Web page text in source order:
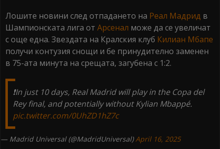
Лошите новини след отпадането на Реал Мадрид в
Шампионската лига от Арсенал може да се увеличат
с още една. Звездата на Кралския клуб Килиан Мбапе
получи контузия снощи и бе принудително заменен
в 75-ата минута на срещата, загубена с 1:2.
❗️In just 10 days, Real Madrid will play in the Copa del
Rey final, and potentially without Kylian Mbappé.
pic.twitter.com/0UhZD1hZ7c
— Madrid Universal (@MadridUniversal)April 16, 2025